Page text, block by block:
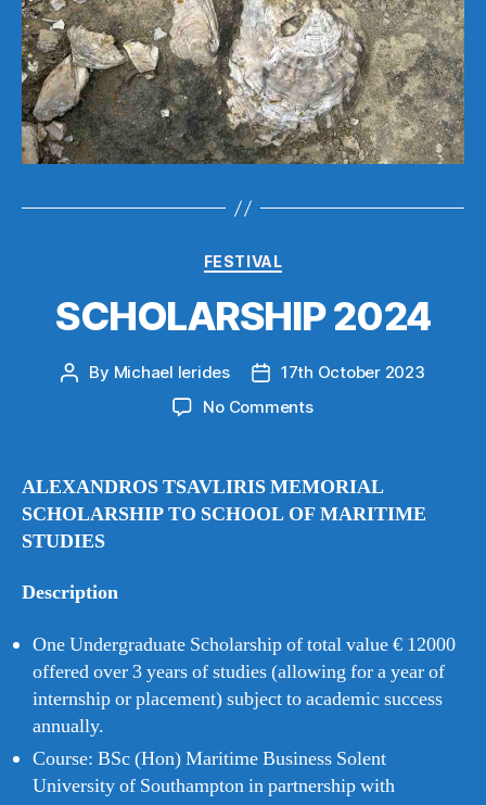
Categories
FESTIVAL
SCHOLARSHIP 2024
Post
By Michael Ierides
Post17th October 2023
No Commentson
ALEXANDROS TSAVLIRIS MEMORIAL
SCHOLARSHIP TO SCHOOL OF MARITIME
STUDIES
Description
One Undergraduate Scholarship of total value € 12000
offered over 3 years of studies (allowing for a year of
internship or placement) subject to academic success
annually.
Course: BSc (Hon) Maritime Business Solent
University of Southampton in partnership with